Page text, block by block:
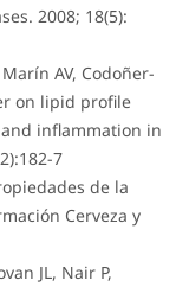
2008; 18(5):
AV, Codoñer-
on lipid profile
inflammation in
7
de la
Cerveza y
JL, Nair P,